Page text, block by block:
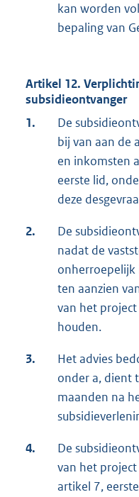
kan worden
bepaling van
Artikel 12.
subsidieontvanger
1.
De
bij van aan de
en inkomsten
eerste lid,
deze
2.
De
nadat de
onherroepelijk
ten aanzien
van het
houden.
3.
Het advies
onder a, dient
maanden na
4.
De
van het
artikel 7,